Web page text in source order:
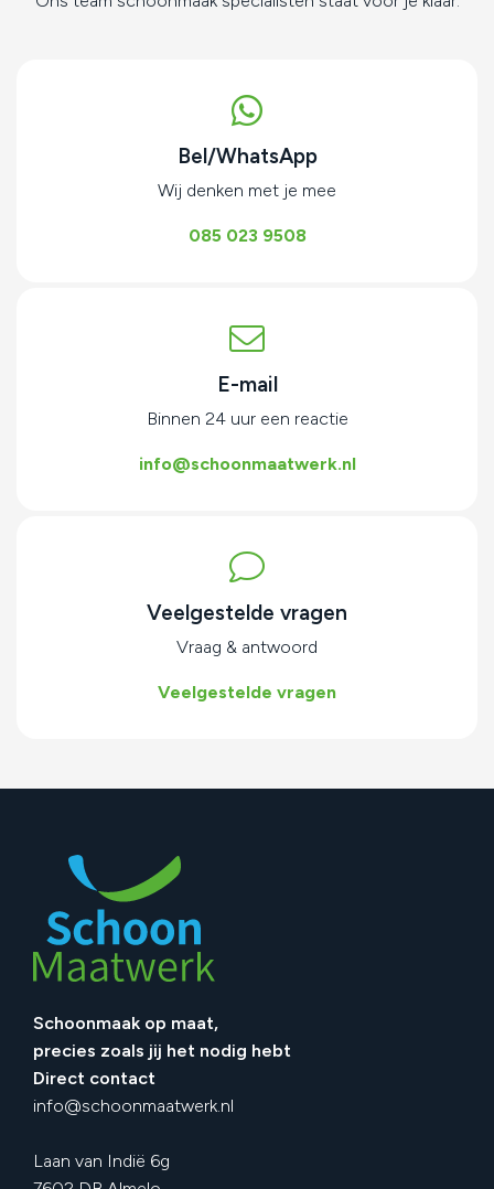
Bel/WhatsApp
Wij denken met je mee
085 023 9508
E-mail
Binnen 24 uur een reactie
info@schoonmaatwerk.nl
Veelgestelde vragen
Vraag & antwoord
Veelgestelde vragen
Schoonmaak op maat,
precies zoals jij het nodig hebt
Direct contact
info@schoonmaatwerk.nl
Laan van Indië 6g